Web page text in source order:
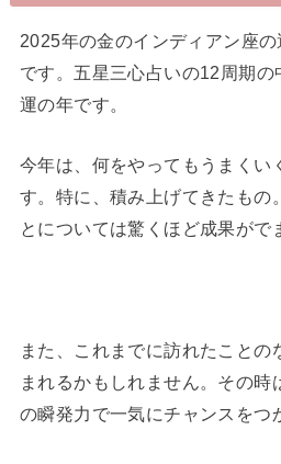
2025年の金のインディアン座
です。五星三心占いの12周期
運の年です。
今年は、何をやってもうまくい
す。特に、積み上げてきたもの
とについては驚くほど成果がで
また、これまでに訪れたことの
まれるかもしれません。その時
の瞬発力で一気にチャンスをつ